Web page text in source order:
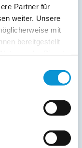
Partner für
weiter. Unsere
mit
bereitgestellt
und Badwäsche
2
bei uns gegen
beachten Sie,
ist. Gerne
einen traumhaften